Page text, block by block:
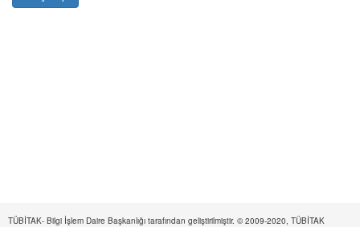
TÜBİTAK- Bilgi İşlem Daire Başkanlığı tarafından geliştirilmiştir. © 2009-2020, TÜBİTAK